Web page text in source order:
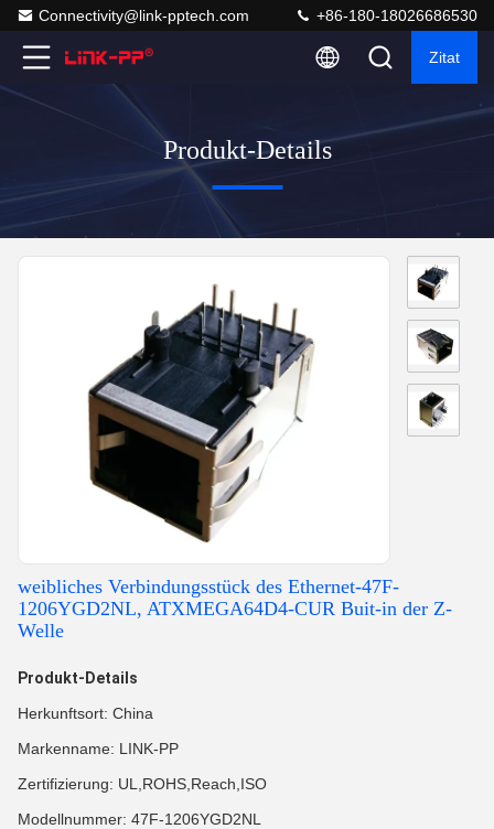
Connectivity@link-pptech.com +86-180-18026686530
Zitat
Produkt-Details
weibliches Verbindungsstück des Ethernet-47F-
1206YGD2NL, ATXMEGA64D4-CUR Buit-in der Z-
Welle
Produkt-Details
Herkunftsort: China
Markenname: LINK-PP
Zertifizierung: UL,ROHS,Reach,ISO
Modellnummer: 47F-1206YGD2NL